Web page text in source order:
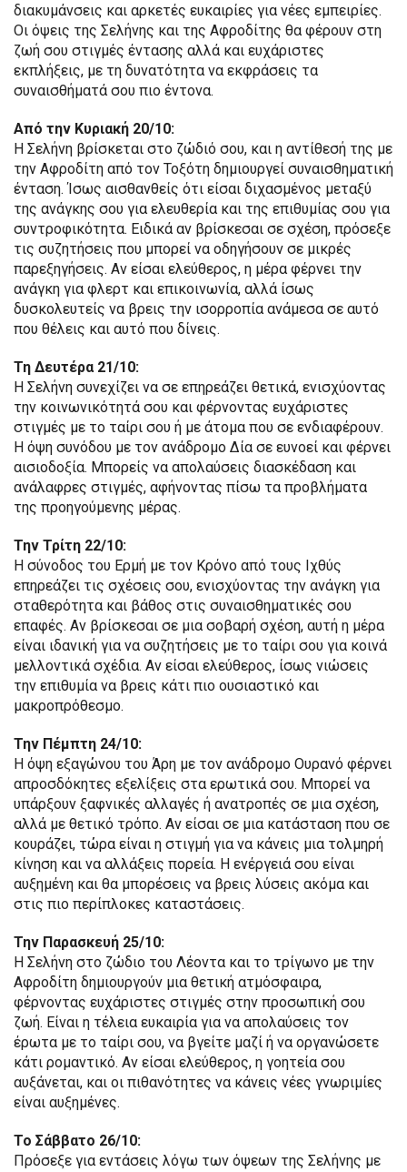
διακυμάνσεις και αρκετές ευκαιρίες για νέες εμπειρίες.
Οι όψεις της Σελήνης και της Αφροδίτης θα φέρουν στη
ζωή σου στιγμές έντασης αλλά και ευχάριστες
εκπλήξεις, με τη δυνατότητα να εκφράσεις τα
συναισθήματά σου πιο έντονα.
Από την Κυριακή 20/10:
Η Σελήνη βρίσκεται στο ζώδιό σου, και η αντίθεσή της με
την Αφροδίτη από τον Τοξότη δημιουργεί συναισθηματική
ένταση. Ίσως αισθανθείς ότι είσαι διχασμένος μεταξύ
της ανάγκης σου για ελευθερία και της επιθυμίας σου για
συντροφικότητα. Ειδικά αν βρίσκεσαι σε σχέση, πρόσεξε
τις συζητήσεις που μπορεί να οδηγήσουν σε μικρές
παρεξηγήσεις. Αν είσαι ελεύθερος, η μέρα φέρνει την
ανάγκη για φλερτ και επικοινωνία, αλλά ίσως
δυσκολευτείς να βρεις την ισορροπία ανάμεσα σε αυτό
που θέλεις και αυτό που δίνεις.
Τη Δευτέρα 21/10:
Η Σελήνη συνεχίζει να σε επηρεάζει θετικά, ενισχύοντας
την κοινωνικότητά σου και φέρνοντας ευχάριστες
στιγμές με το ταίρι σου ή με άτομα που σε ενδιαφέρουν.
Η όψη συνόδου με τον ανάδρομο Δία σε ευνοεί και φέρνει
αισιοδοξία. Μπορείς να απολαύσεις διασκέδαση και
ανάλαφρες στιγμές, αφήνοντας πίσω τα προβλήματα
της προηγούμενης μέρας.
Την Τρίτη 22/10:
Η σύνοδος του Ερμή με τον Κρόνο από τους Ιχθύς
επηρεάζει τις σχέσεις σου, ενισχύοντας την ανάγκη για
σταθερότητα και βάθος στις συναισθηματικές σου
επαφές. Αν βρίσκεσαι σε μια σοβαρή σχέση, αυτή η μέρα
είναι ιδανική για να συζητήσεις με το ταίρι σου για κοινά
μελλοντικά σχέδια. Αν είσαι ελεύθερος, ίσως νιώσεις
την επιθυμία να βρεις κάτι πιο ουσιαστικό και
μακροπρόθεσμο.
Την Πέμπτη 24/10:
Η όψη εξαγώνου του Άρη με τον ανάδρομο Ουρανό φέρνει
απροσδόκητες εξελίξεις στα ερωτικά σου. Μπορεί να
υπάρξουν ξαφνικές αλλαγές ή ανατροπές σε μια σχέση,
αλλά με θετικό τρόπο. Αν είσαι σε μια κατάσταση που σε
κουράζει, τώρα είναι η στιγμή για να κάνεις μια τολμηρή
κίνηση και να αλλάξεις πορεία. Η ενέργειά σου είναι
αυξημένη και θα μπορέσεις να βρεις λύσεις ακόμα και
στις πιο περίπλοκες καταστάσεις.
Την Παρασκευή 25/10:
Η Σελήνη στο ζώδιο του Λέοντα και το τρίγωνο με την
Αφροδίτη δημιουργούν μια θετική ατμόσφαιρα,
φέρνοντας ευχάριστες στιγμές στην προσωπική σου
ζωή. Είναι η τέλεια ευκαιρία για να απολαύσεις τον
έρωτα με το ταίρι σου, να βγείτε μαζί ή να οργανώσετε
κάτι ρομαντικό. Αν είσαι ελεύθερος, η γοητεία σου
αυξάνεται, και οι πιθανότητες να κάνεις νέες γνωριμίες
είναι αυξημένες.
Το Σάββατο 26/10:
Πρόσεξε για εντάσεις λόγω των όψεων της Σελήνης με